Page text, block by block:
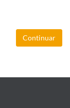
Continuar